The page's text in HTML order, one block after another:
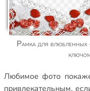
Рамка для влюбленных с розой сердцем и
Любимое фото
привлекательным,